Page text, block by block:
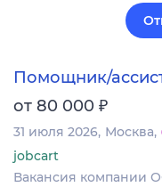
Помощник/
от 80 000 ₽
31 июля 2026 Москва
jobcart
Вакансия компании